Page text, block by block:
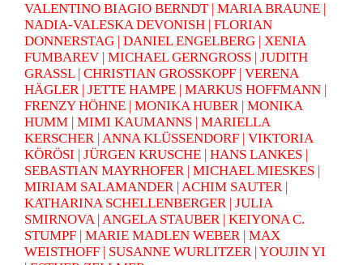
VALENTINO BIAGIO BERNDT | MARIA BRAUNE |
NADIA-VALESKA DEVONISH | FLORIAN
DONNERSTAG | DANIEL ENGELBERG | XENIA
FUMBAREV | MICHAEL GERNGROSS | JUDITH
GRASSL | CHRISTIAN GROSSKOPF | VERENA
HÄGLER | JETTE HAMPE | MARKUS HOFFMANN |
FRENZY HÖHNE | MONIKA HUBER | MONIKA
HUMM | MIMI KAUMANNS | MARIELLA
KERSCHER | ANNA KLÜSSENDORF | VIKTORIA
KÖRÖSI | JÜRGEN KRUSCHE | HANS LANKES |
SEBASTIAN MAYRHOFER | MICHAEL MIESKES |
MIRIAM SALAMANDER | ACHIM SAUTER |
KATHARINA SCHELLENBERGER | JULIA
SMIRNOVA | ANGELA STAUBER | KEIYONA C.
STUMPF | MARIE MADLEN WEBER | MAX
WEISTHOFF | SUSANNE WURLITZER | YOUJIN YI